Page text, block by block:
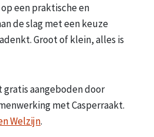
een praktische en
de slag met een keuze
Groot of klein, alles is
gratis aangeboden door
met Casperraakt.
Welzijn.